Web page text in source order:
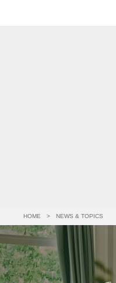
HOME > NEWS & TOPICS